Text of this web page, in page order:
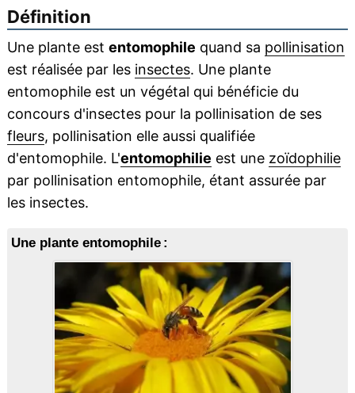
Définition
Une plante est entomophile quand sa pollinisation
est réalisée par les insectes. Une plante
entomophile est un végétal qui bénéficie du
concours d'insectes pour la pollinisation de ses
fleurs, pollinisation elle aussi qualifiée
d'entomophile. L'entomophilie est une zoïdophilie
par pollinisation entomophile, étant assurée par
les insectes.
Une plante entomophile :